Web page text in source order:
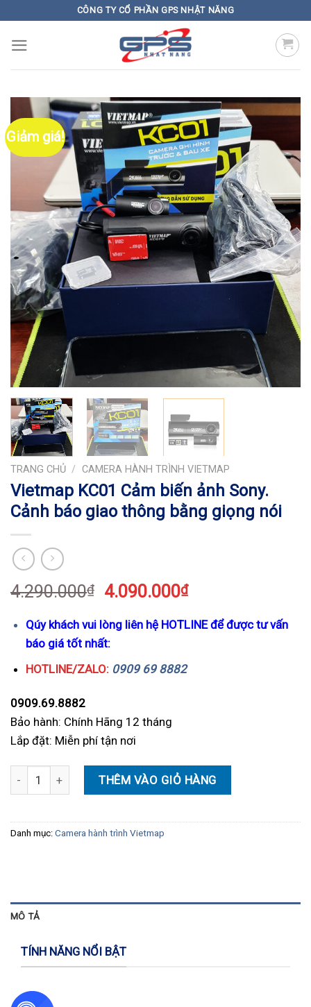
content
CÔNG TY CỔ PHẦN GPS NHẬT NĂNG
Giảm giá!
TRANG CHỦ / CAMERA HÀNH TRÌNH VIETMAP
Vietmap KC01 Cảm biến ảnh Sony.
Cảnh báo giao thông bằng giọng nói
4.290.000₫ 4.090.000₫
Qúy khách vui lòng liên hệ HOTLINE để được tư vấn
báo giá tốt nhất:
HOTLINE/ZALO: 0909 69 8882
0909.69.8882
Bảo hành: Chính Hãng 12 tháng
Lắp đặt: Miễn phí tận nơi
Vietmap KC01 Cảm biến ảnh Sony. Cảnh báo giao thông bằng
THÊM VÀO GIỎ HÀNG
Danh mục:Camera hành trình Vietmap
MÔ TẢ
TÍNH NĂNG NỔI BẬT